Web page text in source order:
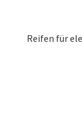
Reifen für